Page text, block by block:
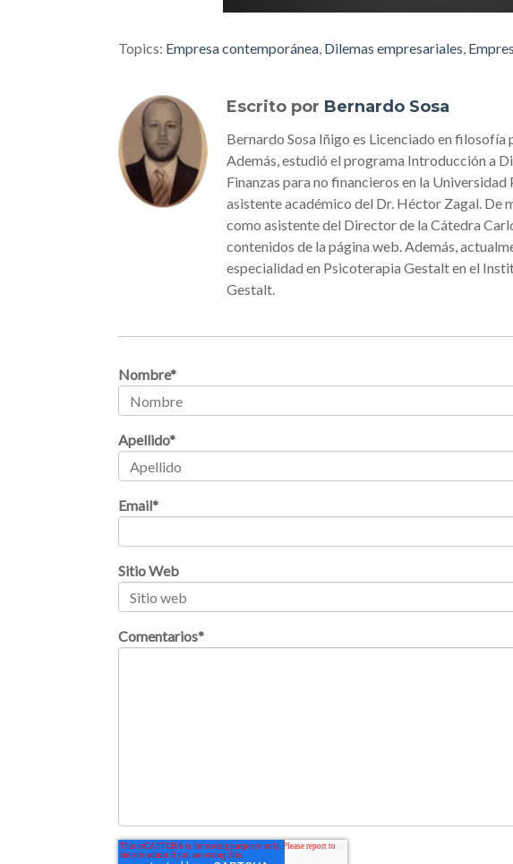
Topics: Empresa contemporánea, Dilemas empresariales,
Escrito por Bernardo Sosa
Bernardo Sosa Iñigo es Licenciado en
Además, estudió el programa Introducción a
Finanzas para no financieros en la
asistente académico del Dr. Héctor Zagal. De
como asistente del Director de la Cátedra
contenidos de la página web. Además,
especialidad en Psicoterapia Gestalt en el
Gestalt.
Nombre*
Apellido*
Email*
Sitio Web
Comentarios*